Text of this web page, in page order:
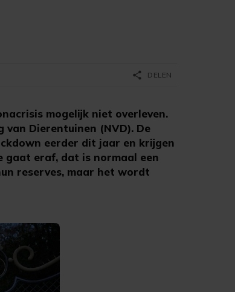
mogelijk niet overleven.
Dierentuinen (NVD). De
eerder dit jaar en krijgen
gaat eraf, dat is normaal een
reserves, maar het wordt
share DELEN